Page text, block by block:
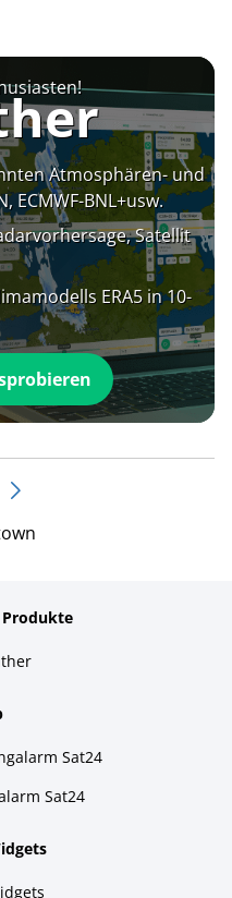
Atmosphären- und
ECMWF-BNL+usw.
Satellit
ERA5 in 10-
Sat24
Sat24